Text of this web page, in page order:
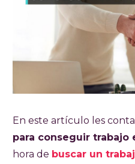
En este artículo les
para conseguir trabajo
hora de buscar un